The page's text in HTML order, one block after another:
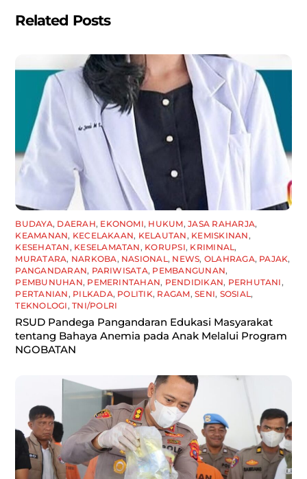
k
Related Posts
BUDAYA, DAERAH, EKONOMI, HUKUM,JASA RAHARJA,
KEAMANAN, KECELAKAAN, KELAUTAN , KEMISKINAN ,
KESEHATAN , KESELAMATAN , KORUPSI, KRIMINAL ,
MURATARA, NARKOBA, NASIONAL , NEWS, OLAHRAGA, PAJAK,
PANGANDARAN, PARIWISATA, PEMBANGUNAN,
PEMBUNUHAN, PEMERINTAHAN, PENDIDIKAN, PERHUTANI ,
PERTANIAN , PILKADA, POLITIK, RAGAM,SENI, SOSIAL ,
TEKNOLOGI ,TNI/POLRI
RSUD Pandega Pangandaran Edukasi Masyarakat
tentang Bahaya Anemia pada Anak Melalui Program
NGOBATAN